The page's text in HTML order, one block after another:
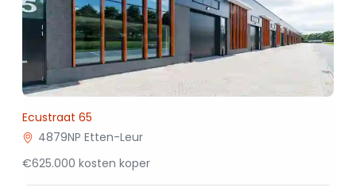
Ecustraat 65
4879NP Etten-Leur
€625.000 kosten koper